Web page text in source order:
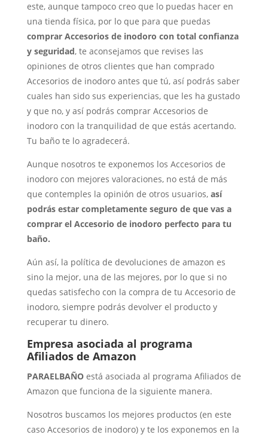
este, aunque tampoco creo que lo puedas hacer en
una tienda física, por lo que para que puedas
comprar Accesorios de inodoro con total confianza
y seguridad, te aconsejamos que revises las
opiniones de otros clientes que han comprado
Accesorios de inodoro antes que tú, así podrás saber
cuales han sido sus experiencias, que les ha gustado
y que no, y así podrás comprar Accesorios de
inodoro con la tranquilidad de que estás acertando.
Tu baño te lo agradecerá.
Aunque nosotros te exponemos los Accesorios de
inodoro con mejores valoraciones, no está de más
que contemples la opinión de otros usuarios, así
podrás estar completamente seguro de que vas a
comprar el Accesorio de inodoro perfecto para tu
baño.
Aún así, la política de devoluciones de amazon es
sino la mejor, una de las mejores, por lo que si no
quedas satisfecho con la compra de tu Accesorio de
inodoro, siempre podrás devolver el producto y
recuperar tu dinero.
Empresa asociada al programa
Afiliados de Amazon
PARAELBAÑOestá asociada al programa Afiliados de
Amazon que funciona de la siguiente manera.
Nosotros buscamos los mejores productos (en este
caso Accesorios de inodoro) y te los exponemos en la